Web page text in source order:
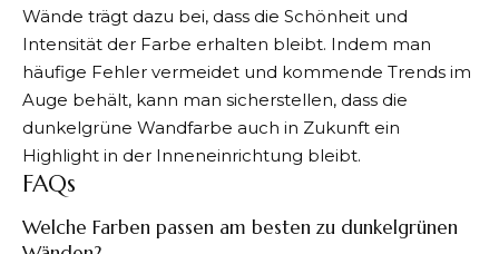
Wände trägt dazu bei, dass die Schönheit und
Intensität der Farbe erhalten bleibt. Indem man
häufige Fehler vermeidet und kommende Trends im
Auge behält, kann man sicherstellen, dass die
dunkelgrüne Wandfarbe auch in Zukunft ein
Highlight in der Inneneinrichtung bleibt.
FAQs
Welche Farben passen am besten zu dunkelgrünen